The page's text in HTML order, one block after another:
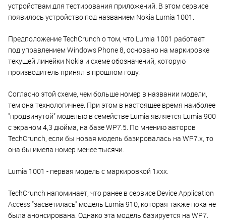
устройствам для тестирования приложений. В этом сервисе
появилось устройство под названием Nokia Lumia 1001.
Предположение TechCrunch о том, что Lumia 1001 работает
под управлением Windows Phone 8, основано на маркировке
текущей линейки Nokia и схеме обозначений, которую
производитель принял в прошлом году.
Согласно этой схеме, чем больше номер в названии модели,
тем она технологичнее. При этом в настоящее время наиболее
"продвинутой" моделью в семействе Lumia является Lumia 900
с экраном 4,3 дюйма, на базе WP7.5. По мнению авторов
TechCrunch, если бы новая модель базировалась на WP7.x, то
она бы имела номер менее тысячи.
Lumia 1001 - первая модель с маркировкой 1xxx.
TechCrunch напоминает, что ранее в сервисе Device Application
Access "засветилась" модель Lumia 910, которая также пока не
была анонсирована. Однако эта модель базируется на WP7.